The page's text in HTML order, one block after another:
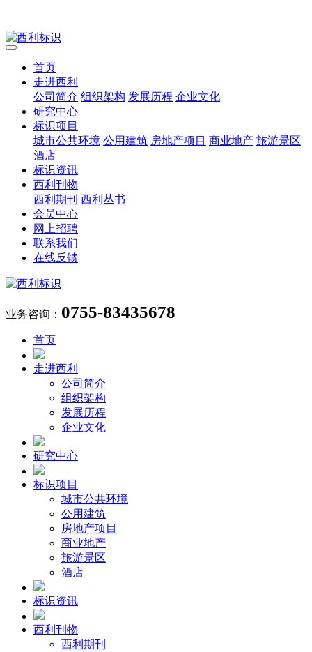
首页
走进西利
公司简介 组织架构 发展历程 企业文化
研究中心
标识项目
城市公共环境 公用建筑 房地产项目 商业地产 旅游景区
酒店
标识资讯
西利刊物
西利期刊 西利丛书
会员中心
网上招聘
联系我们
在线反馈
业务咨询： 0755-83435678
首页
走进西利
公司简介
组织架构
发展历程
企业文化
研究中心
标识项目
城市公共环境
公用建筑
房地产项目
商业地产
旅游景区
酒店
标识资讯
西利刊物
西利期刊